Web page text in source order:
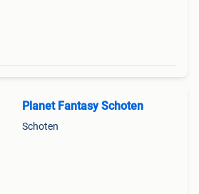
Planet Fantasy Schoten
Schoten